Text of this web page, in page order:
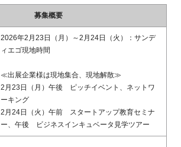
募集概要
2026年2月23日（月）～2月24日（火）：サンデ
ィエゴ現地時間
≪出展企業様は現地集合、現地解散≫
2月23日（月）午後 ピッチイベント、ネットワ
ーキング
2月24日（火）午前 スタートアップ教育セミナ
ー、午後 ビジネスインキュベータ見学ツアー